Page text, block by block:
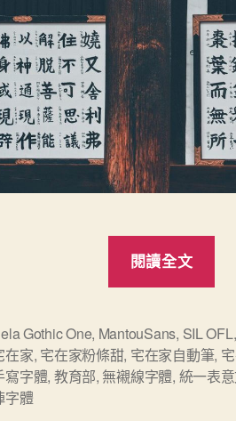
閱讀全文
灣
的
免
Gothic One, MantouSans, SIL OFL,
在家, 宅在家粉條甜, 宅在家自動筆,
寫字體, 教育部, 無襯線字體, 統一表
字體